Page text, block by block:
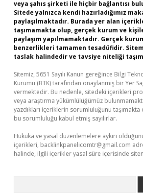
veya şahıs şirketi ile hiçbir bağlantısı
Sitede yalnızca kendi hazırladığımız
paylaşılmaktadır. Burada yer alan
taşımamakta olup, gerçek kurum ve
paylaşım yapılmamaktadır. Gerçek
benzerlikleri tamamen tesadüfidir.
taslak halindedir ve tavsiye niteliği
Sitemiz, 5651 Sayılı Kanun gereğince Bilgi
Kurumu (BTK) tarafından onaylanmış bir Yer
vermektedir. Bu nedenle, sitedeki içerikleri
veya araştırma yükümlülüğümüz
yazdıkları içeriklerin sorumluluğunu
bu sorumluluğu kabul etmiş sayılırlar.
Hukuka ve yasal düzenlemelere aykırı
içerikleri, backlinkpanelicomtr@gmail.com
halinde, ilgili içerikler yasal süre içerisinde